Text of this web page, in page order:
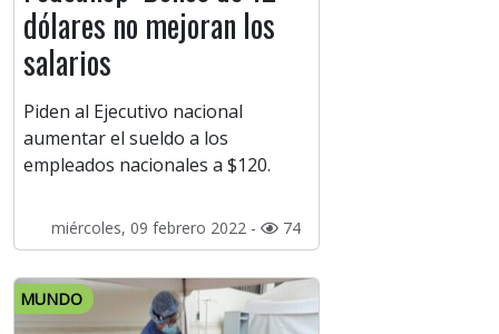
dólares no mejoran los
salarios
Piden al Ejecutivo nacional
aumentar el sueldo a los
empleados nacionales a $120.
miércoles, 09 febrero 2022 - 74
MUNDO